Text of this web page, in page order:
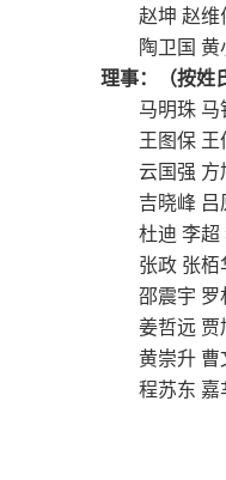
赵坤 赵维伟
陶卫国 黄
理事：（按姓
马明珠 马铁
王图保 王佶
云国强 方旭
吉晓峰 吕原
杜迪 李超
张政 张栢华
邵震宇 罗林
姜哲远 贾旭
黄崇升 曹文
程苏东 嘉